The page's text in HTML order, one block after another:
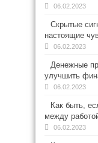
06.02.2023
Скрытые
настоящие
06.02.2023
Денежные
улучшить
06.02.2023
Как быть,
между
06.02.2023